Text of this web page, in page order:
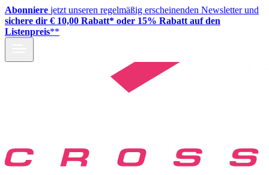
Abonniere jetzt unseren regelmäßig erscheinenden Newsletter und
sichere dir € 10,00 Rabatt* oder 15% Rabatt auf den
Listenpreis**